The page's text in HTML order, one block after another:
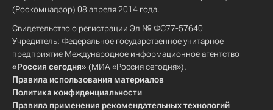
(Роскомнадзор) 08 апреля 2014 года.
Свидетельство о регистрации Эл № ФС77-57640
Учредитель: Федеральное государственное унитарное
предприятие Международное информационное агентство
«Россия сегодня» (МИА «Россия сегодня»).
Правила использования материалов
Политика конфиденциальности
Правила применения рекомендательных технологий